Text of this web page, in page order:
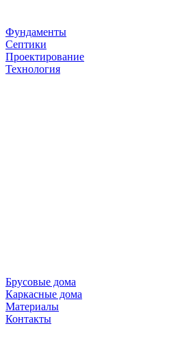
Фундаменты
Септики
Проектирование
Технология
Брусовые дома
Каркасные дома
Материалы
Контакты